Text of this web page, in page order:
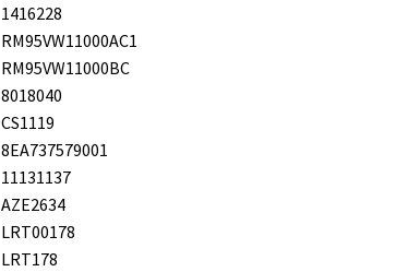
1416228
RM95VW11000AC1
RM95VW11000BC
8018040
CS1119
8EA737579001
11131137
AZE2634
LRT00178
LRT178